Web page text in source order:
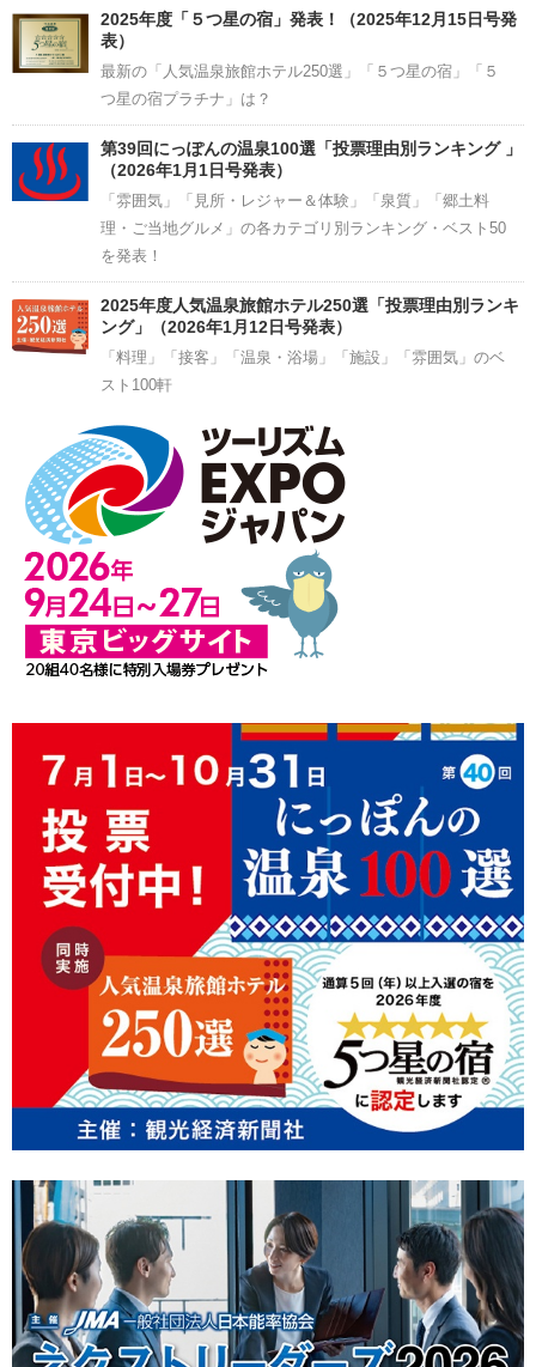
2025年度「５つ星の宿」発表！（2025年12月15日号発
表）
最新の「人気温泉旅館ホテル250選」「５つ星の宿」「５
つ星の宿プラチナ」は？
第39回にっぽんの温泉100選「投票理由別ランキング 」
（2026年1月1日号発表）
「雰囲気」「見所・レジャー＆体験」「泉質」「郷土料
理・ご当地グルメ」の各カテゴリ別ランキング・ベスト50
を発表！
2025年度人気温泉旅館ホテル250選「投票理由別ランキ
ング」（2026年1月12日号発表）
「料理」「接客」「温泉・浴場」「施設」「雰囲気」のベ
スト100軒